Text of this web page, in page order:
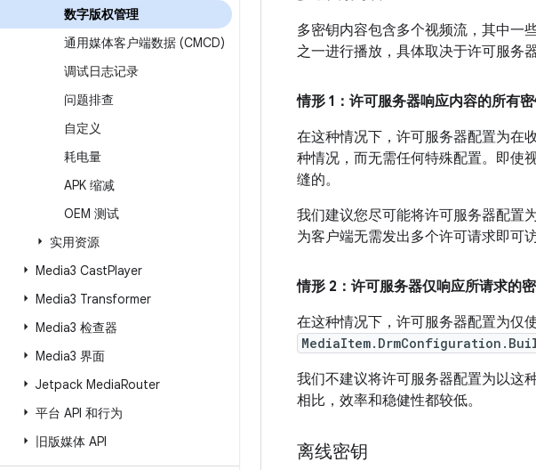
数字版权管理
通用媒体客户端数据 (CMCD)
调试日志记录
问题排查
自定义
耗电量
APK 缩减
OEM 测试
实用资源
Media3 CastPlayer
Media3 Transformer
Media3 检查器
Media3 界面
Jetpack MediaRouter
平台 API 和行为
旧版媒体 API
多密钥内容包含多个视频流，其中一
之一进行播放，具体取决于许可服务
情形 1：许可服务器响应内容的所有
在这种情况下，许可服务器配置为在
种情况，而无需任何特殊配置。即使
缝的。
我们建议您尽可能将许可服务器配置
为客户端无需发出多个许可请求即可
情形 2：许可服务器仅响应所请求的
在这种情况下，许可服务器配置为仅
我们不建议将许可服务器配置为以这
相比，效率和稳健性都较低。
离线密钥